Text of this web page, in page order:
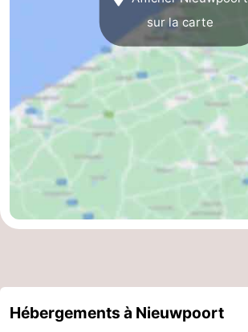
sur la carte
Hébergements à Nieuwpoort